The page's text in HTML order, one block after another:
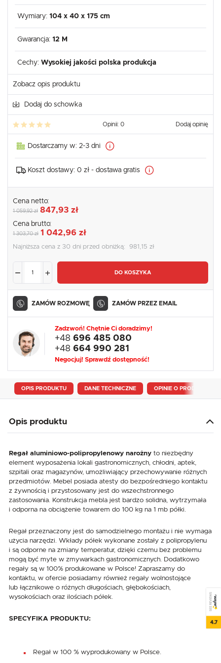
Wymiary: 104 x 40 x 175 cm
Gwarancja: 12 M
Cechy: Wysokiej jakości polska produkcja
Zobacz opis produktu
Dodaj do schowka
Opinii: 0 Dodaj opinię
Dostarczamy w: 2-3 dni
Koszt dostawy: 0 zł - dostawa gratis
Cena netto:
1 059,92 zł 847,93 zł
Cena brutto:
1 303,70 zł 1 042,96 zł
Najniższa cena z 30 dni przed obniżką: 981,15 zł
DO KOSZYKA
ZAMÓW ROZMOWĘ ZAMÓW PRZEZ EMAIL
Zadzwoń! Chętnie Ci doradzimy!
+48 696 485 080
+48 664 990 281
Negocjuj! Sprawdź dostępność!
OPIS PRODUKTU DANE TECHNICZNE OPINIE O PRODUKCIE
Opis produktu
Regał aluminiowo-polipropylenowy narożny to niezbędny
element wyposażenia lokali gastronomicznych, chłodni, aptek,
szpitali oraz magazynów, umożliwiający przechowywanie różnych
przedmiotów. Mebel posiada atesty do bezpośredniego kontaktu
z żywnością i przystosowany jest do wszechstronnego
zastosowania. Konstrukcja mebla jest bardzo solidna, wytrzymała
i odporna na obciążenie towarem do 100 kg na 1 mb półki.
Regał przeznaczony jest do samodzielnego montażu i nie wymaga
użycia narzędzi. Wkłady półek wykonane zostały z polipropylenu
i są odporne na zmiany temperatur, dzięki czemu bez problemu
mogą być myte w zmywarkach gastronomicznych. Dodatkowo
regały są w 100% produkowane w Polsce! Zapraszamy do
kontaktu, w ofercie posiadamy również regały wolnostojące
lub łącznikowe o różnych długościach, głębokościach,
wysokościach oraz ilościach półek.
SPECYFIKA PRODUKTU:
Regał w 100 % wyprodukowany w Polsce.
SEE REVIEWS
4.7